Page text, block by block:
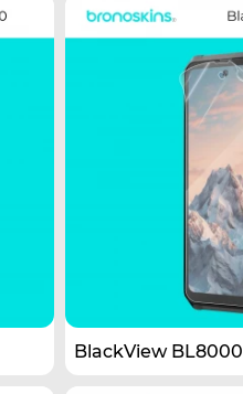
BlackView BL8000